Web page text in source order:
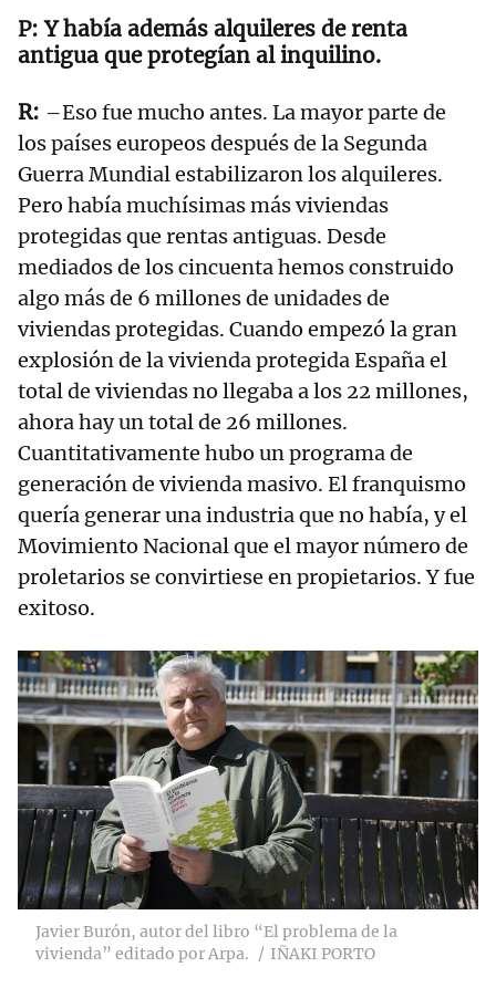
Y había además alquileres de renta
antigua que protegían al inquilino.
–Eso fue mucho antes. La mayor parte de
los países europeos después de la Segunda
Guerra Mundial estabilizaron los alquileres.
Pero había muchísimas más viviendas
protegidas que rentas antiguas. Desde
mediados de los cincuenta hemos construido
algo más de 6 millones de unidades de
viviendas protegidas. Cuando empezó la gran
explosión de la vivienda protegida España el
total de viviendas no llegaba a los 22 millones,
ahora hay un total de 26 millones.
Cuantitativamente hubo un programa de
generación de vivienda masivo. El franquismo
quería generar una industria que no había, y el
Movimiento Nacional que el mayor número de
proletarios se convirtiese en propietarios. Y fue
exitoso.
Javier Burón, autor del libro “El problema de la
vivienda” editado por Arpa.
IÑAKI PORTO